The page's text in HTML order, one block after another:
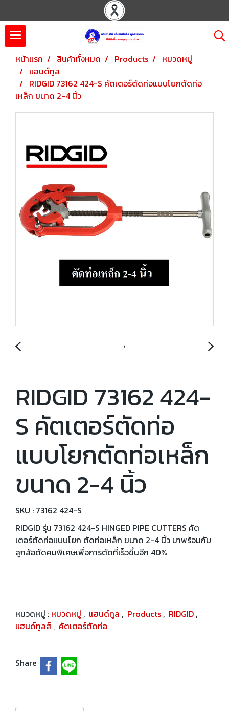
หน้าแรก สินค้าทั้งหมด Products
หมวดหมู่
แฮนด์ทูล
RIDGID 73162 424-S คัตเตอร์ตัดท่อแบบโยกตัดท่อ
เหล็ก ขนาด 2-4 นิ้ว
RIDGID 73162 424-
S คัตเตอร์ตัดท่อ
แบบโยกตัดท่อเหล็ก
ขนาด 2-4 นิ้ว
SKU : 73162 424-S
RIDGID รุ่น 73162 424-S HINGED PIPE CUTTERS คัต
เตอร์ตัดท่อแบบโยก ตัดท่อเหล็ก ขนาด 2-4 นิ้ว มาพร้อมกับ
ลูกล้อตัดคมพิเศษเพื่อการตัดที่เร็วขึ้นอีก 40%
หมวดหมู่ : หมวดหมู่ , แฮนด์ทูล , Products , RIDGID ,
แฮนด์ทูลส์ , คัตเตอร์ตัดท่อ
Share